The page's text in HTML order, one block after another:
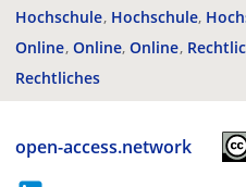
Hochschule Hochschule
Online Online Online
Rechtliches
open-access.network